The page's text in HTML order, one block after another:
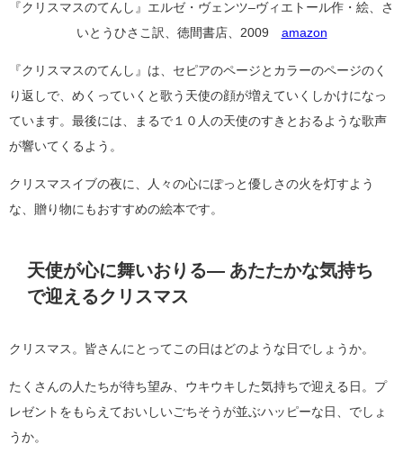
『クリスマスのてんし』エルゼ・ヴェンツ–ヴィエトール作・絵、さ
いとうひさこ訳、徳間書店、2009 amazon
『クリスマスのてんし』は、セピアのページとカラーのページのく
り返しで、めくっていくと歌う天使の顔が増えていくしかけになっ
ています。最後には、まるで１０人の天使のすきとおるような歌声
が響いてくるよう。
クリスマスイブの夜に、人々の心にぽっと優しさの火を灯すよう
な、贈り物にもおすすめの絵本です。
天使が心に舞いおりる― あたたかな気持ち
で迎えるクリスマス
クリスマス。皆さんにとってこの日はどのような日でしょうか。
たくさんの人たちが待ち望み、ウキウキした気持ちで迎える日。プ
レゼントをもらえておいしいごちそうが並ぶハッピーな日、でしょ
うか。